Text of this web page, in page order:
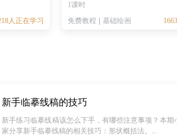
人正在学习
1课时
免费教程
基础绘画
新手临摹线稿的技巧
新手练习临摹线稿该怎么下手，有哪些注意事项？本期
家分享新手临摹线稿的相关技巧：形状概括法。...